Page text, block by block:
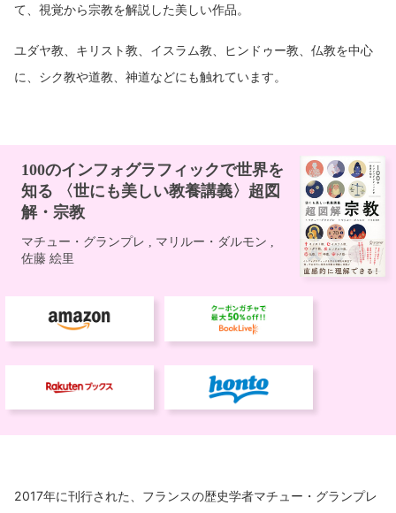
て、視覚から宗教を解説した美しい作品。
ユダヤ教、キリスト教、イスラム教、ヒンドゥー教、仏教を中心
に、シク教や道教、神道などにも触れています。
2017年に刊行された、フランスの歴史学者マチュー・グランプレ